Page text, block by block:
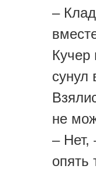
–
Кучер
сунул
не
– Нет,
опять